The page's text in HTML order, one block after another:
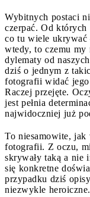
Wybitnych postaci
czerpać. Od
co tu wiele ukrywać
wtedy, to czemu my
dylematy od
dziś o jednym z
fotografii widać
Raczej przejęte.
jest pełnia
najwidoczniej już
To niesamowite,
fotografii. Z oczu,
skrywały taką a nie
się konkretne
przypadku dziś
niezwykle heroiczne.